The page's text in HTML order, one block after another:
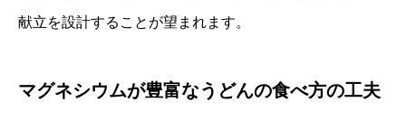
献立を設計することが望まれます。
マグネシウムが豊富なうどんの食べ方の工夫